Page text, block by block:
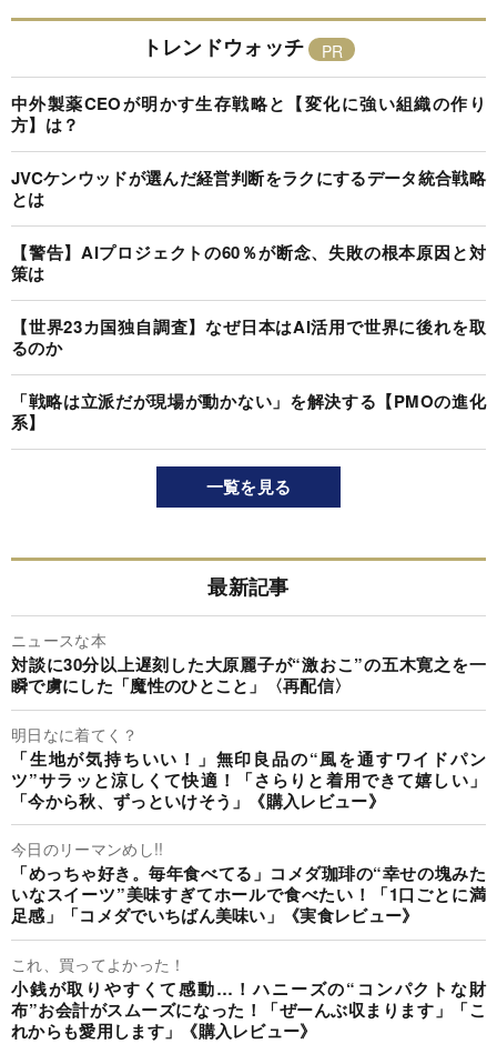
トレンドウォッチ
中外製薬CEOが明かす生存戦略と【変化に強い組織の作り
方】は？
JVCケンウッドが選んだ経営判断をラクにするデータ統合戦略
とは
【警告】AIプロジェクトの60％が断念、失敗の根本原因と対
策は
【世界23カ国独自調査】なぜ日本はAI活用で世界に後れを取
るのか
「戦略は立派だが現場が動かない」を解決する【PMOの進化
系】
一覧を見る
最新記事
ニュースな本
対談に30分以上遅刻した大原麗子が“激おこ”の五木寛之を一
瞬で虜にした「魔性のひとこと」〈再配信〉
明日なに着てく？
「生地が気持ちいい！」無印良品の“風を通すワイドパン
ツ”サラッと涼しくて快適！「さらりと着用できて嬉しい」
「今から秋、ずっといけそう」《購入レビュー》
今日のリーマンめし!!
「めっちゃ好き。毎年食べてる」コメダ珈琲の“幸せの塊みた
いなスイーツ”美味すぎてホールで食べたい！「1口ごとに満
足感」「コメダでいちばん美味い」《実食レビュー》
これ、買ってよかった！
小銭が取りやすくて感動…！ハニーズの“コンパクトな財
布”お会計がスムーズになった！「ぜーんぶ収まります」「こ
れからも愛用します」《購入レビュー》